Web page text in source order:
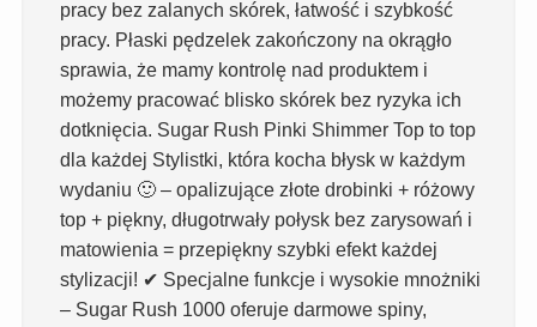
pracy bez zalanych skórek, łatwość i szybkość
pracy. Płaski pędzelek zakończony na okrągło
sprawia, że mamy kontrolę nad produktem i
możemy pracować blisko skórek bez ryzyka ich
dotknięcia. Sugar Rush Pinki Shimmer Top to top
dla każdej Stylistki, która kocha błysk w każdym
wydaniu 🙂 – opalizujące złote drobinki + różowy
top + piękny, długotrwały połysk bez zarysowań i
matowienia = przepiękny szybki efekt każdej
stylizacji! ✔ Specjalne funkcje i wysokie mnożniki
– Sugar Rush 1000 oferuje darmowe spiny,